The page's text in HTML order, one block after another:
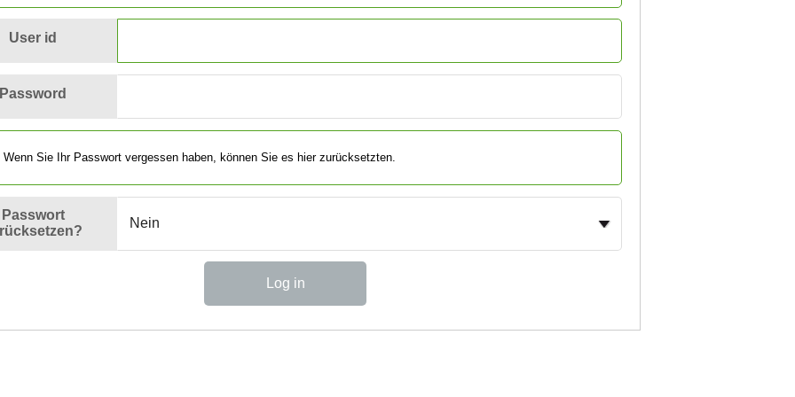
User id
Password
Wenn Sie Ihr Passwort vergessen haben, können Sie es hier zurücksetzten.
Passwort